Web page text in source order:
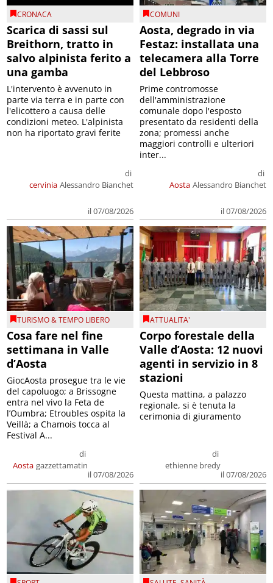
CRONACA
Scarica di sassi sul
Breithorn, tratto in
salvo alpinista ferito a
una gamba
cervinia
di
Alessandro Bianchet
il 07/08/2026
L'intervento è avvenuto in
parte via terra e in parte con
l'elicottero a causa delle
condizioni meteo. L'alpinista
non ha riportato gravi ferite
COMUNI
Aosta, degrado in via
Festaz: installata una
telecamera alla Torre
del Lebbroso
Aosta
di
Alessandro Bianchet
il 07/08/2026
Prime contromosse
dell'amministrazione
comunale dopo l'esposto
presentato da residenti della
zona; promessi anche
maggiori controlli e ulteriori
inter...
TURISMO & TEMPO LIBERO
Cosa fare nel fine
settimana in Valle
d’Aosta
Aosta
di
gazzettamatin
il 07/08/2026
GiocAosta prosegue tra le vie
del capoluogo; a Brissogne
entra nel vivo la Feta de
l’Oumbra; Etroubles ospita la
Veillà; a Chamois tocca al
Festival A...
ATTUALITA'
Corpo forestale della
Valle d’Aosta: 12 nuovi
agenti in servizio in 8
stazioni
di
ethienne bredy
il 07/08/2026
Questa mattina, a palazzo
regionale, si è tenuta la
cerimonia di giuramento